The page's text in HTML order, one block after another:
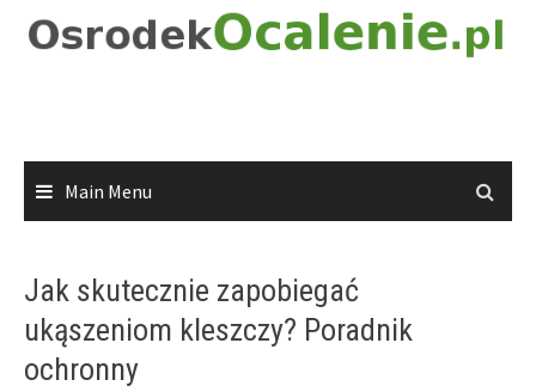
Main Menu
Jak skutecznie zapobiegać
ukąszeniom kleszczy? Poradnik
ochronny